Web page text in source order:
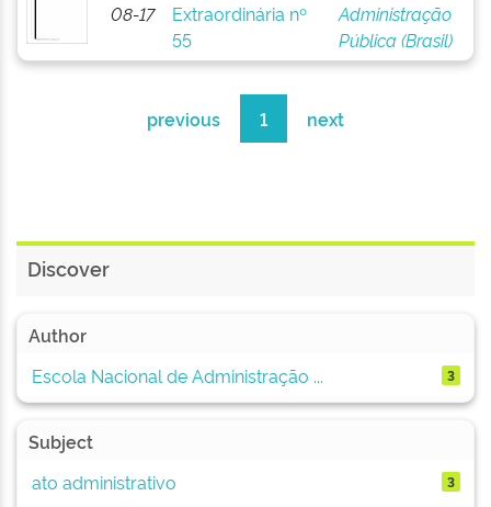
08-17
Extraordinária nº
55
Administração
Pública (Brasil)
previous 1 next
Discover
Author
Escola Nacional de Administração ...
3
Subject
ato administrativo
3